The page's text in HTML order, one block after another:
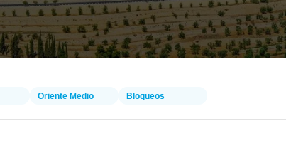
Oriente Medio Bloqueos